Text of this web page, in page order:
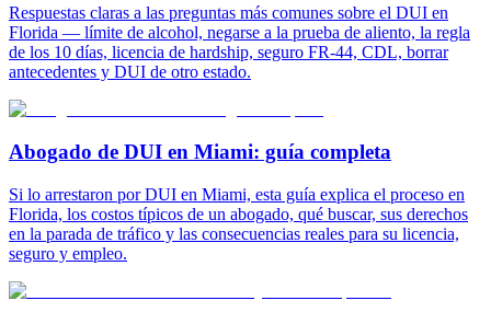
Respuestas claras a las preguntas más comunes sobre el DUI en
Florida — límite de alcohol, negarse a la prueba de aliento, la regla
de los 10 días, licencia de hardship, seguro FR-44, CDL, borrar
antecedentes y DUI de otro estado.
Abogado de DUI en Miami: guía completa
Si lo arrestaron por DUI en Miami, esta guía explica el proceso en
Florida, los costos típicos de un abogado, qué buscar, sus derechos
en la parada de tráfico y las consecuencias reales para su licencia,
seguro y empleo.